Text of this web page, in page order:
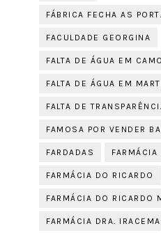
FÁBRICA FECHA AS
FACULDADE GEORGINA
FALTA DE ÁGUA EM
FALTA DE ÁGUA EM
FALTA DE
FAMOSA POR VENDER
FARDADAS FARMÁCIA
FARMÁCIA DO RICARDO
FARMÁCIA DO RICARDO
FARMÁCIA DRA. IRACEMA